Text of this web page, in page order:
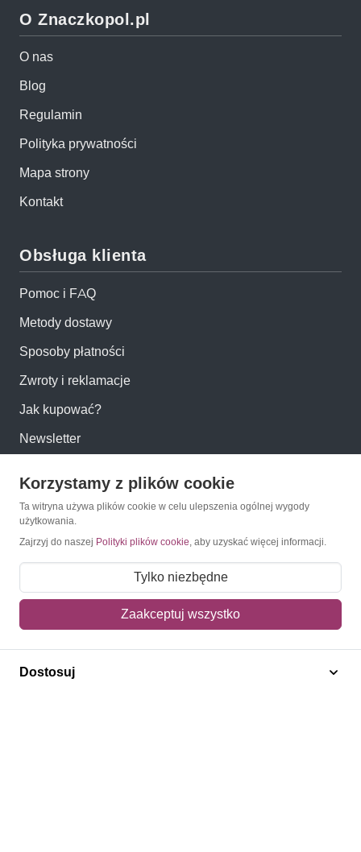
O Znaczkopol.pl
O nas
Blog
Regulamin
Polityka prywatności
Mapa strony
Kontakt
Obsługa klienta
Pomoc i FAQ
Metody dostawy
Sposoby płatności
Zwroty i reklamacje
Jak kupować?
Newsletter
Konto
Moje konto
Moje zamówienia
Mój koszyk
Polecamy
Korzystamy z plików cookie
Ta witryna używa plików cookie w celu ulepszenia ogólnej wygody
użytkowania.
Zajrzyj do naszej Polityki plików cookie, aby uzyskać więcej informacji.
Tylko niezbędne
Zaakceptuj wszystko
Dostosuj